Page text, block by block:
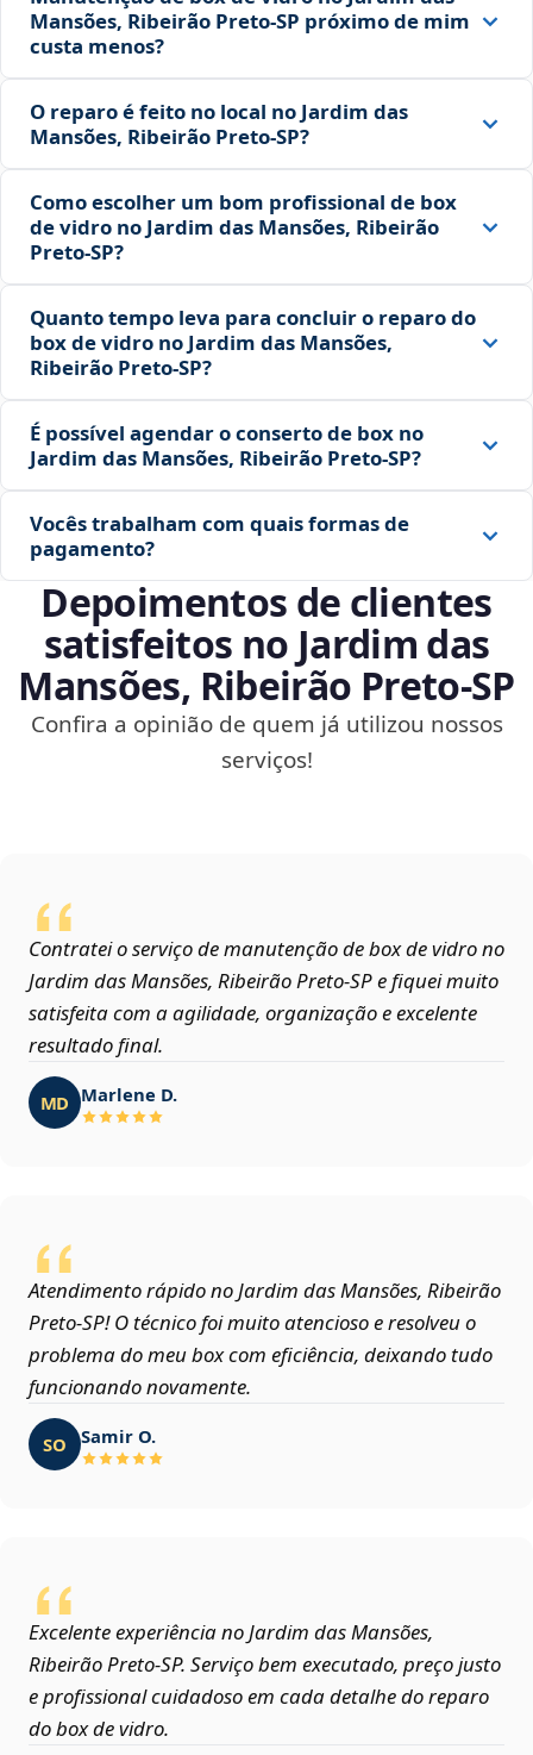
Mansões, Ribeirão Preto‑SP próximo de mim
custa menos?
O reparo é feito no local no Jardim das
Mansões, Ribeirão Preto‑SP?
Como escolher um bom profissional de box
de vidro no Jardim das Mansões, Ribeirão
Preto‑SP?
Quanto tempo leva para concluir o reparo do
box de vidro no Jardim das Mansões,
Ribeirão Preto‑SP?
É possível agendar o conserto de box no
Jardim das Mansões, Ribeirão Preto‑SP?
Vocês trabalham com quais formas de
pagamento?
Depoimentos de clientes
satisfeitos no Jardim das
Mansões, Ribeirão Preto‑SP
Confira a opinião de quem já utilizou nossos
serviços!
Contratei o serviço de manutenção de box de vidro no
Jardim das Mansões, Ribeirão Preto‑SP e fiquei muito
satisfeita com a agilidade, organização e excelente
resultado final.
MD Marlene D.
Atendimento rápido no Jardim das Mansões, Ribeirão
Preto‑SP! O técnico foi muito atencioso e resolveu o
problema do meu box com eficiência, deixando tudo
funcionando novamente.
SO Samir O.
Excelente experiência no Jardim das Mansões,
Ribeirão Preto‑SP. Serviço bem executado, preço justo
e profissional cuidadoso em cada detalhe do reparo
do box de vidro.